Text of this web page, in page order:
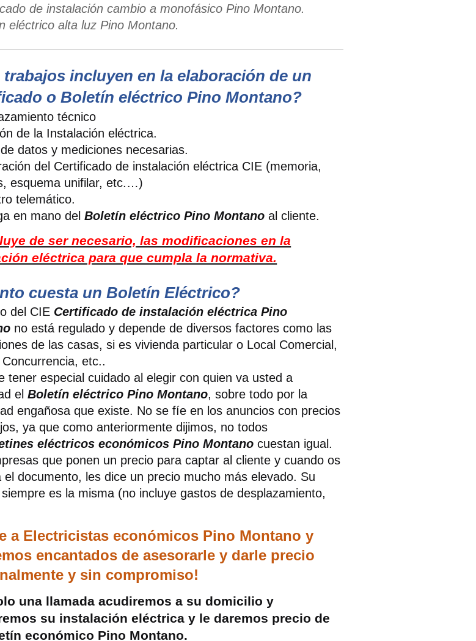
de instalación cambio a monofásico Pino Montano.
eléctrico alta luz Pino Montano.
trabajos incluyen en la elaboración de un
o Boletín eléctrico Pino Montano?
técnico
de la Instalación eléctrica.
datos y mediciones necesarias.
del Certificado de instalación eléctrica CIE (memoria,
esquema unifilar, etc.…)
telemático.
en mano delBoletín eléctrico Pino Montano al cliente.
de ser necesario, las modificaciones en la
eléctrica para que cumpla la normativa.
cuesta un Boletín Eléctrico?
del CIE Certificado de instalación eléctrica Pino
no está regulado y depende de diversos factores como las
de las casas, si es vivienda particular o Local Comercial,
Concurrencia, etc..
tener especial cuidado al elegir con quien va usted a
elBoletín eléctrico Pino Montano, sobre todo por la
engañosa que existe. No se fíe en los anuncios con precios
ya que como anteriormente dijimos, no todos
eléctricos económicos Pino Montano cuestan igual.
que ponen un precio para captar al cliente y cuando os
el documento, les dice un precio mucho más elevado. Su
es la misma (no incluye gastos de desplazamiento,
a Electricistas económicos Pino Montano y
encantados de asesorarle y darle precio
y sin compromiso!
una llamada acudiremos a su domicilio y
su instalación eléctrica y le daremos precio de
económico Pino Montano.